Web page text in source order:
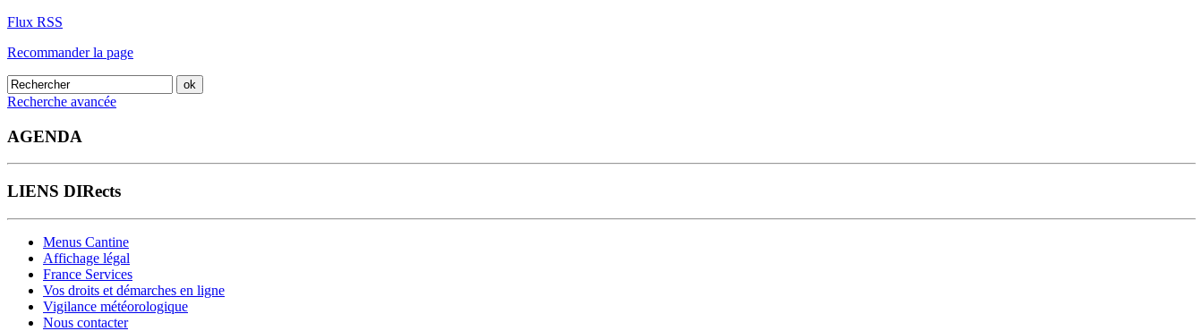
Flux RSS
Recommander la page
Recherche avancée
AGENDA
LIENS DIRects
Menus Cantine
Affichage légal
France Services
Vos droits et démarches en ligne
Vigilance météorologique
Nous contacter